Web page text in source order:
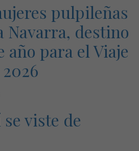
pulpileñas
Navarra, destino
año para el Viaje
se viste de